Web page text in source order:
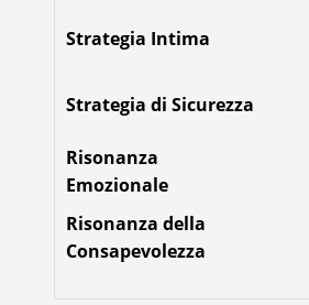
Strategia Intima
Strategia di Sicurezza
Risonanza
Emozionale
Risonanza della
Consapevolezza